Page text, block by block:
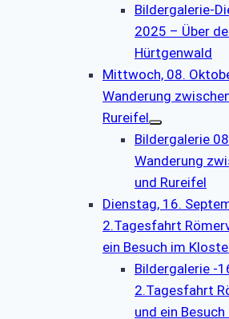
Bildergalerie-
2025 – Über
Hürtgenwald
Mittwoch, 08.
Wanderung
Rureifel
Bildergalerie
Wanderung
und Rureifel
Dienstag, 16.
2.Tagesfahrt
ein Besuch im
Bildergalerie -
2.Tagesfahrt
und ein